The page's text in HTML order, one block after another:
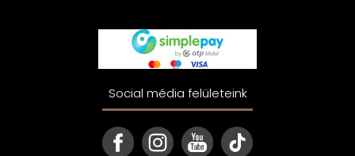
Social média felületeink